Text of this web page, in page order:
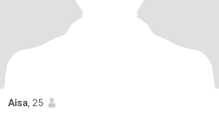
Aisa, 25